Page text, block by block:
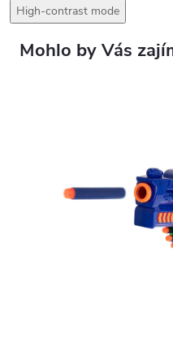
High-contrast mode